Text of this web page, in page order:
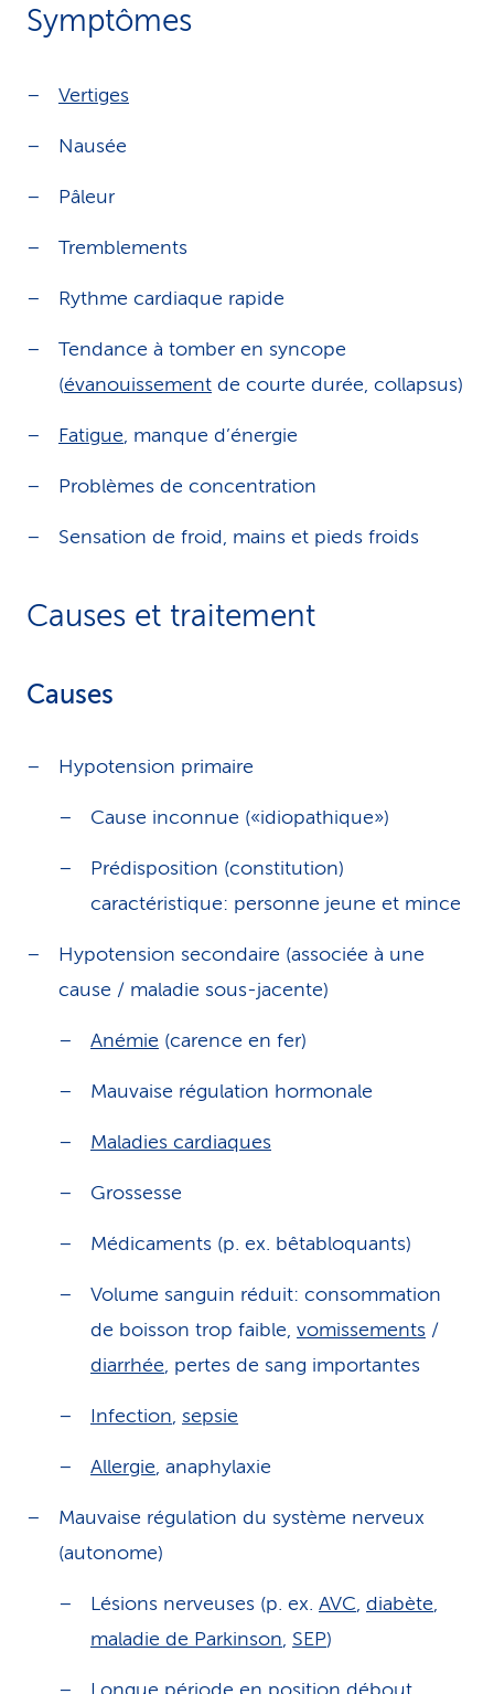
Symptômes
Vertiges
Nausée
Pâleur
Tremblements
Rythme cardiaque rapide
Tendance à tomber en syncope
(évanouissement de courte durée, collapsus)
Fatigue, manque d’énergie
Problèmes de concentration
Sensation de froid, mains et pieds froids
Causes et traitement
Causes
Hypotension primaire
Cause inconnue («idiopathique»)
Prédisposition (constitution)
caractéristique: personne jeune et mince
Hypotension secondaire (associée à une
cause / maladie sous-jacente)
Anémie (carence en fer)
Mauvaise régulation hormonale
Maladies cardiaques
Grossesse
Médicaments (p. ex. bêtabloquants)
Volume sanguin réduit: consommation
de boisson trop faible, vomissements /
diarrhée, pertes de sang importantes
Infection, sepsie
Allergie, anaphylaxie
Mauvaise régulation du système nerveux
(autonome)
Lésions nerveuses (p. ex. AVC, diabète,
maladie de Parkinson, SEP)
Longue période en position débout